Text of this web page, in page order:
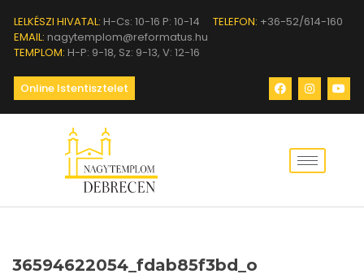
LELKÉSZI HIVATAL: H-Cs: 10-16 P: 10-14 TELEFON: +36-52/614-160
EMAIL: nagytemplom@reformatus.hu
TEMPLOM: H-P: 9-18, Sz: 9-13, V: 12-16
Online Istentisztelet
36594622054_fdab85f3bd_o